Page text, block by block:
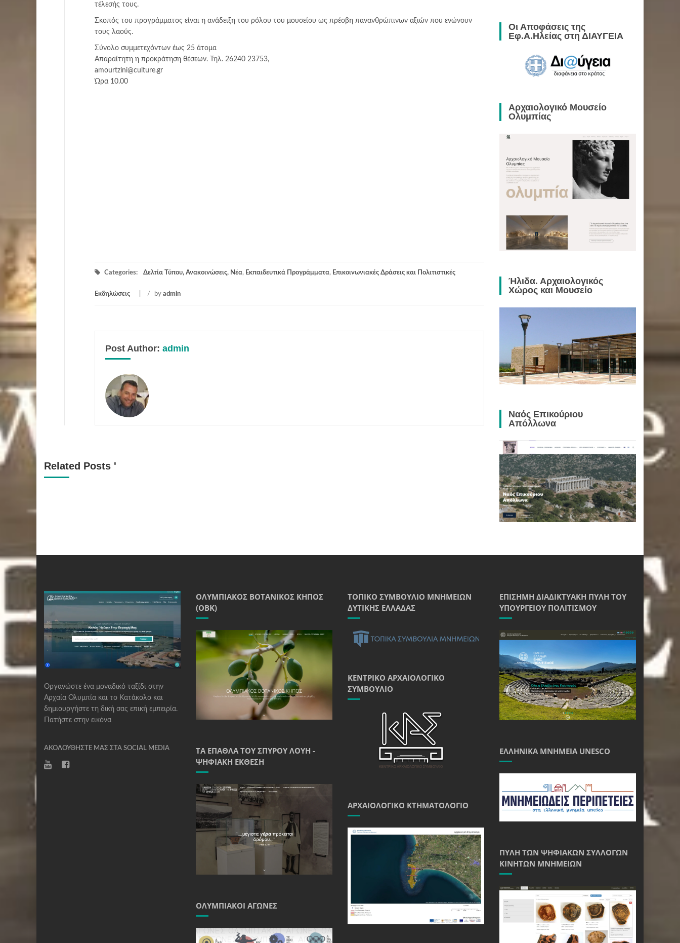
τέλεσής τους.
Σκοπός του προγράμματος είναι η ανάδειξη του ρόλου του μουσείου ως πρέσβη πανανθρώπινων αξιών που ενώνουν
τους λαούς.
Σύνολο συμμετεχόντων έως 25 άτομα
Απαραίτητη η προκράτηση θέσεων. Τηλ. 26240 23753,
amourtzini@culture.gr
Ώρα 10.00
Categories: Δελτία Τύπου, Ανακοινώσεις, Νέα, Εκπαιδευτικά Προγράμματα, Επικοινωνιακές Δράσεις και Πολιτιστικές
Εκδηλώσεις / by admin
Post Author: admin
Related Posts '
Οι Αποφάσεις της
Εφ.Α.Ηλείας στη ΔΙΑΥΓΕΙΑ
Αρχαιολογικό Μουσείο
Ολυμπίας
Ήλιδα. Αρχαιολογικός
Χώρος και Μουσείο
Ναός Επικούριου
Απόλλωνα
Οργανώστε ένα μοναδικό ταξίδι στην
Αρχαία Ολυμπία και το Κατάκολο και
δημιουργήστε τη δική σας επική εμπειρία.
Πατήστε στην εικόνα
ΑΚΟΛΟΥΘΉΣΤΕ ΜΑΣ ΣΤΑ SOCIAL MEDIA
ΟΛΥΜΠΙΑΚΌΣ ΒΟΤΑΝΙΚΌΣ ΚΉΠΟΣ
(ΟΒΚ)
ΤΑ ΈΠΑΘΛΑ ΤΟΥ ΣΠΎΡΟΥ ΛΟΎΗ -
ΨΗΦΙΑΚΉ ΈΚΘΕΣΗ
ΟΛΥΜΠΙΑΚΟΊ ΑΓΏΝΕΣ
ΤΟΠΙΚΌ ΣΥΜΒΟΎΛΙΟ ΜΝΗΜΕΊΩΝ
ΔΥΤΙΚΉΣ ΕΛΛΆΔΑΣ
ΚΕΝΤΡΙΚΌ ΑΡΧΑΙΟΛΟΓΙΚΌ
ΣΥΜΒΟΎΛΙΟ
ΑΡΧΑΙΟΛΟΓΙΚΌ ΚΤΗΜΑΤΟΛΌΓΙΟ
ΕΠΊΣΗΜΗ ΔΙΑΔΙΚΤΥΑΚΉ ΠΎΛΗ ΤΟΥ
ΥΠΟΥΡΓΕΊΟΥ ΠΟΛΙΤΙΣΜΟΎ
ΕΛΛΗΝΙΚΆ ΜΝΗΜΕΊΑ UNESCO
ΠΎΛΗ ΤΩΝ ΨΗΦΙΑΚΏΝ ΣΥΛΛΟΓΏΝ
ΚΙΝΗΤΏΝ ΜΝΗΜΕΊΩΝ